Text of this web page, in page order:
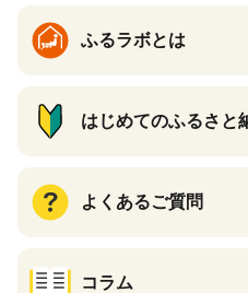
ふるラボとは
はじめてのふるさと
よくあるご質問
コラム